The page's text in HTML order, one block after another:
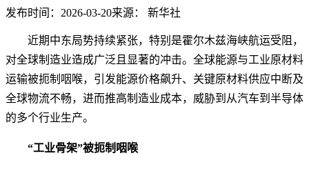
发布时间：2026-03-20来源： 新华社
近期中东局势持续紧张，特别是霍尔木兹海峡航运受阻，
对全球制造业造成广泛且显著的冲击。全球能源与工业原材料
运输被扼制咽喉，引发能源价格飙升、关键原材料供应中断及
全球物流不畅，进而推高制造业成本，威胁到从汽车到半导体
的多个行业生产。
“工业骨架”被扼制咽喉